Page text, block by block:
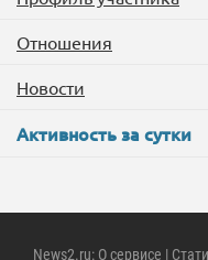
Отношения
Новости
Активность за сутки
News2.ru: О сервисе |